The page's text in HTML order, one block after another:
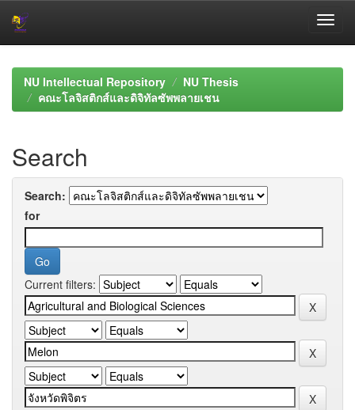
navigationNU Intellectual Repository
NU Thesis
คณะโลจิสติกส์และดิจิทัลซัพพลายเชน
Search
Search:
for
Current filters: